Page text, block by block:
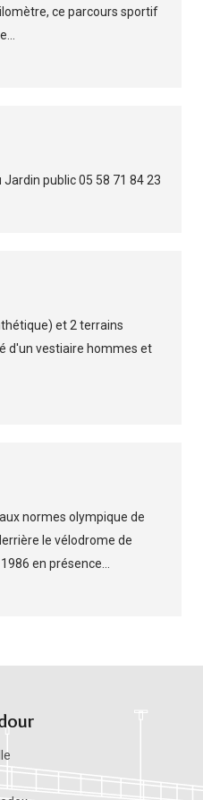
ce parcours sportif
public 05 58 71 84 23
et 2 terrains
d'un vestiaire hommes et
normes olympique de
le vélodrome de
en présence...